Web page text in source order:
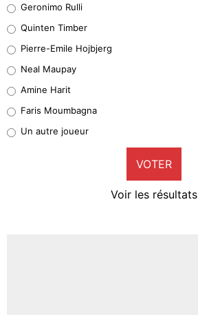
32%
5%
1%
9%
Geronimo Rulli
Quinten Timber
Pierre-Emile Hojbjerg
Neal Maupay
Amine Harit
Faris Moumbagna
Un autre joueur
VOTER
Voir les résultats